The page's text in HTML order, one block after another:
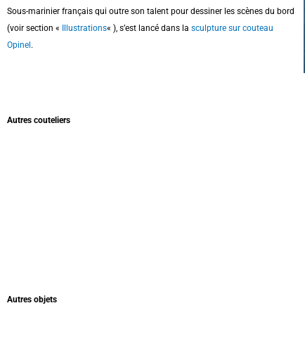
Sous-marinier français qui outre son talent pour dessiner les scènes du bord
(voir section « Illustrations« ), s’est lancé dans la sculpture sur couteau
Opinel.
Autres couteliers
Autres objets